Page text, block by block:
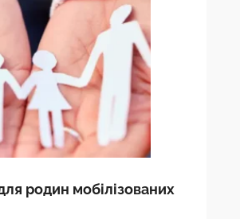
родин мобілізованих